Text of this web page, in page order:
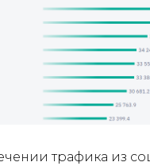
трафика из